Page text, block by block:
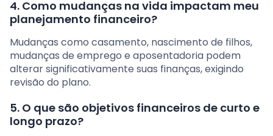
4. Como mudanças na vida impactam meu
planejamento financeiro?
Mudanças como casamento, nascimento de filhos,
mudanças de emprego e aposentadoria podem
alterar significativamente suas finanças, exigindo
revisão do plano.
5. O que são objetivos financeiros de curto e
longo prazo?